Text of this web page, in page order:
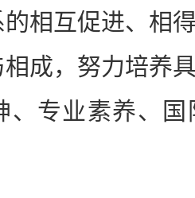
相互促进、相
成，努力培养
、专业素养、